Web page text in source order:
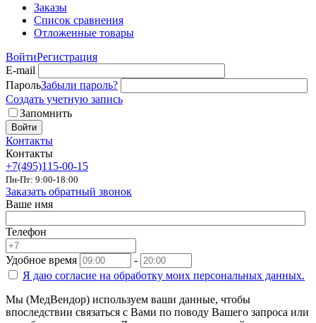
Заказы
Список сравнения
Отложенные товары
ВойтиРегистрация
E-mail
ПарольЗабыли пароль?
Создать учетную запись
Запомнить
Войти
Контакты
Контакты
+7(495)115-00-15
Пн-Пт: 9:00-18:00
Заказать обратный звонок
Ваше имя
Телефон
Удобное время
-
Я даю согласие на обработку моих персональных данных.
Мы (МедВендор) используем ваши данные, чтобы
впоследствии связаться с Вами по поводу Вашего запроса или